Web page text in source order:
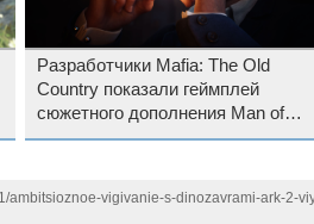
Разработчики Mafia: The Old
Country показали геймплей
сюжетного дополнения Man of
Honor, в котором появится звезда
ambitsioznoe-vigivanie-s-dinozavrami-ark-2-